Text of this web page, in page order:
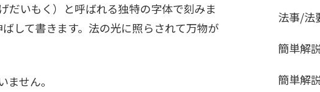
だいもく）と呼ばれる独特の字体で刻みま
して書きます。法の光に照らされて万物が
せん。
法事/法
簡単解
簡単解